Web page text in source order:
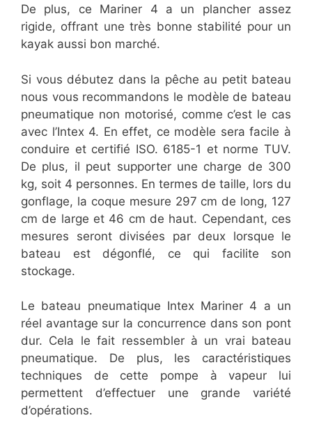
De plus, ce Mariner 4 a un plancher assez
rigide, offrant une très bonne stabilité pour un
kayak aussi bon marché.
Si vous débutez dans la pêche au petit bateau
nous vous recommandons le modèle de bateau
pneumatique non motorisé, comme c’est le cas
avec l’Intex 4. En effet, ce modèle sera facile à
conduire et certifié ISO. 6185-1 et norme TUV.
De plus, il peut supporter une charge de 300
kg, soit 4 personnes. En termes de taille, lors du
gonflage, la coque mesure 297 cm de long, 127
cm de large et 46 cm de haut. Cependant, ces
mesures seront divisées par deux lorsque le
bateau est dégonflé, ce qui facilite son
stockage.
Le bateau pneumatique Intex Mariner 4 a un
réel avantage sur la concurrence dans son pont
dur. Cela le fait ressembler à un vrai bateau
pneumatique. De plus, les caractéristiques
techniques de cette pompe à vapeur lui
permettent d’effectuer une grande variété
d’opérations.